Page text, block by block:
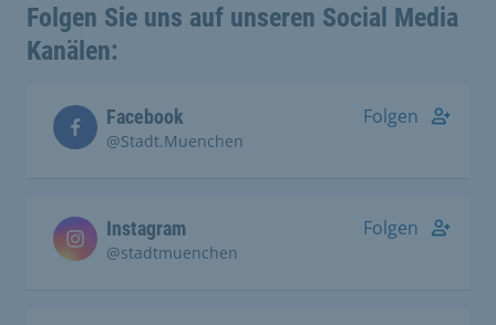
Folgen Sie uns auf unseren Social Media
Kanälen:
Facebook
@Stadt.Muenchen
Folgen
Instagram
@stadtmuenchen
Folgen